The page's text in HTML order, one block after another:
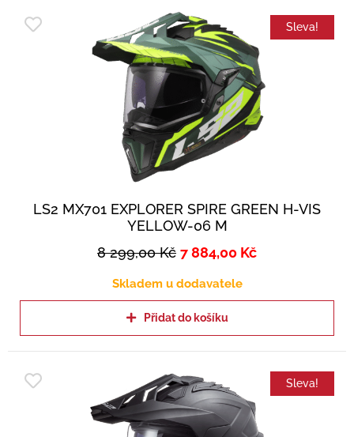
Sleva!
LS2 MX701 EXPLORER SPIRE GREEN H-VIS
YELLOW-06 M
8 299,00Kč 7 884,00 Kč
Skladem u dodavatele
Přidat do košíku
Sleva!